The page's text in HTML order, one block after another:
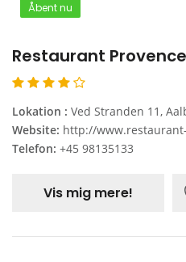
Åbent nu
Restaurant Provence
Lokation : Ved Stranden 11,
Website: http://
Telefon: +45 98135133
Vis mig mere!